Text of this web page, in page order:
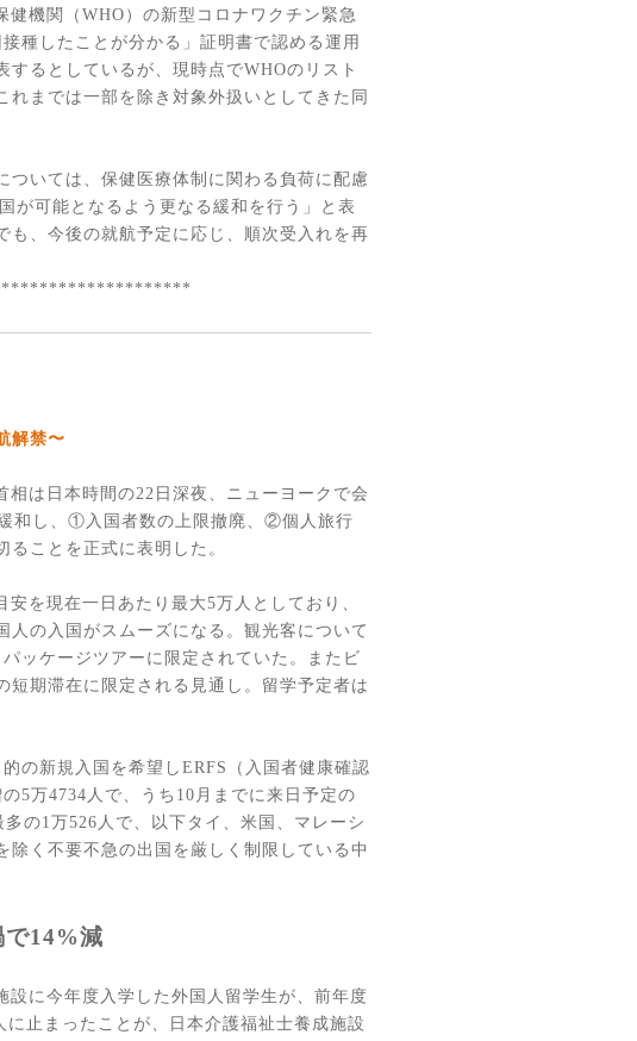
健機関（ WHO ）の新型コロナワクチン緊急
接種したことが分かる」証明書で認める運用
するとしているが、現時点でWHOのリスト
までは一部を除き対象外扱いとしてきた同
ついては、保健医療体制に関わる負荷に配慮
が可能となるよう更なる緩和を行う」と表
も、今後の就航予定に応じ、順次受入れを再
解禁〜
相は日本時間の22 日深夜、ニューヨークで会
和し、①入国者数の上限撤廃、②個人旅行
ことを正式に表明した。
安を現在一日あたり最大5万人としており、
の入国がスムーズになる。観光客について
ッケージツアーに限定されていた。またビ
期滞在に限定される見通し。留学予定者は
の新規入国を希望しERFS
（入国者健康確認
5万4734 人で、うち 10 月までに来日予定の
多の1万526 人で、以下タイ、米国、マレーシ
く不要不急の出国を厳しく制限している中
14%減
に今年度入学した外国人留学生が、前年度
に止まったことが、日本介護福祉士養成施設